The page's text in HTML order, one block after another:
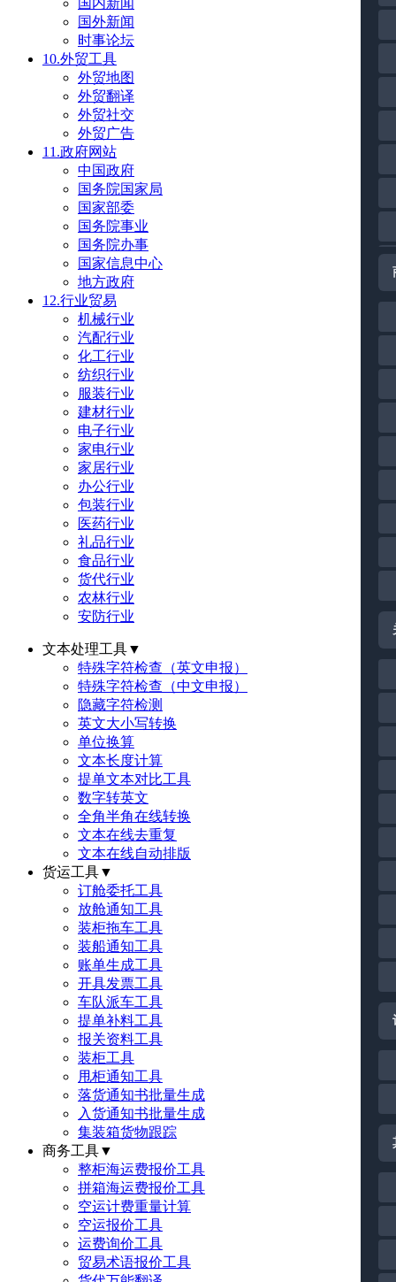
国内新闻
国外新闻
时事论坛
10.外贸工具
外贸地图
外贸翻译
外贸社交
外贸广告
11.政府网站
中国政府
国务院国家局
国家部委
国务院事业
国务院办事
国家信息中心
地方政府
12.行业贸易
机械行业
汽配行业
化工行业
纺织行业
服装行业
建材行业
电子行业
家电行业
家居行业
办公行业
包装行业
医药行业
礼品行业
食品行业
货代行业
农林行业
安防行业
文本处理工具▼
特殊字符检查（英文申报）
特殊字符检查（中文申报）
隐藏字符检测
英文大小写转换
单位换算
文本长度计算
提单文本对比工具
数字转英文
全角半角在线转换
文本在线去重复
文本在线自动排版
货运工具▼
订舱委托工具
放舱通知工具
装柜拖车工具
装船通知工具
账单生成工具
开具发票工具
车队派车工具
提单补料工具
报关资料工具
装柜工具
甩柜通知工具
落货通知书批量生成
入货通知书批量生成
集装箱货物跟踪
商务工具▼
整柜海运费报价工具
拼箱海运费报价工具
空运计费重量计算
空运报价工具
运费询价工具
贸易术语报价工具